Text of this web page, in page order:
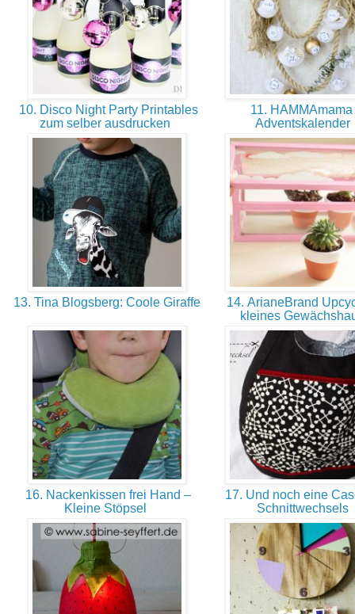
10. Disco Night Party Printables
zum selber ausdrucken
11. HAMMAmama
Adventskalender
13. Tina Blogsberg: Coole Giraffe
14. ArianeBrand
kleines
16. Nackenkissen frei Hand –
Kleine Stöpsel
17. Und noch eine
Schnittwechsels